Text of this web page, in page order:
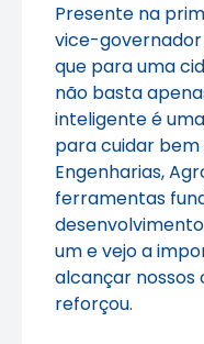
Presente na
vice-
que para uma
não basta
inteligente é
para cuidar bem
Engenharias,
ferramentas
um e vejo a
alcançar nossos
reforçou.